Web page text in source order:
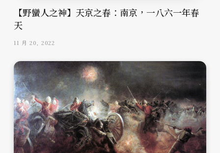
【野蠻人之神】天京之春：南京，一八六一年春
天
11 月 20, 2022